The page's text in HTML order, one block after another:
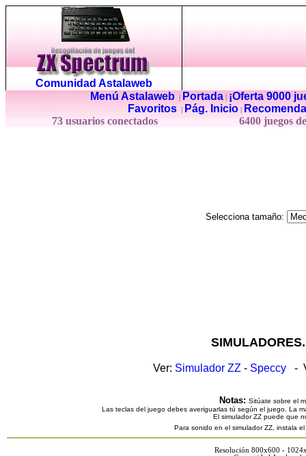
Comunidad Astalaweb
Menú Astalaweb| Portada|
¡Oferta 9000
Favoritos
Pág. Inicio
73 usuarios conectados
6400 juegos
Selecciona tamaño:
Ver: Simulador ZZ - Speccy -
Notas: Sitúate sobre el
Las teclas del juego debes averiguarlas tú según el juego. La
El simulador ZZ puede que
Para sonido en el simulador ZZ, instala
Resolución 800x600 -